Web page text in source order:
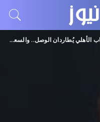
يُطاردان الوصل.. والسعادة لـ «غوران»